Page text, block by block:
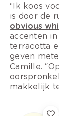
“Ik koos
is door de
obvious
accenten
terracotta
geven
Camille.
makkelijk